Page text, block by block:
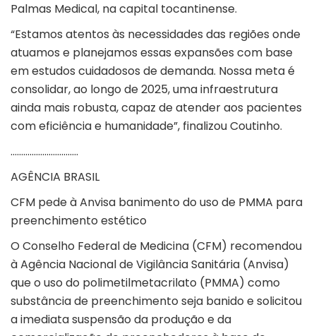
Palmas Medical, na capital tocantinense.
“Estamos atentos às necessidades das regiões onde
atuamos e planejamos essas expansões com base
em estudos cuidadosos de demanda. Nossa meta é
consolidar, ao longo de 2025, uma infraestrutura
ainda mais robusta, capaz de atender aos pacientes
com eficiência e humanidade”, finalizou Coutinho.
…………………………..
AGÊNCIA BRASIL
CFM pede à Anvisa banimento do uso de PMMA para
preenchimento estético
O Conselho Federal de Medicina (CFM) recomendou
à Agência Nacional de Vigilância Sanitária (Anvisa)
que o uso do polimetilmetacrilato (PMMA) como
substância de preenchimento seja banido e solicitou
a imediata suspensão da produção e da